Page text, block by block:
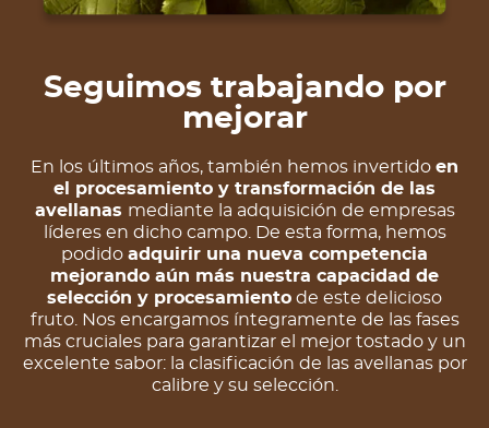
Seguimos trabajando por
mejorar
En los últimos años, también hemos invertido en
el procesamiento y transformación de las
avellanas mediante la adquisición de empresas
líderes en dicho campo. De esta forma, hemos
podido adquirir una nueva competencia
mejorando aún más nuestra capacidad de
selección y procesamiento de este delicioso
fruto. Nos encargamos íntegramente de las fases
más cruciales para garantizar el mejor tostado y un
excelente sabor: la clasificación de las avellanas por
calibre y su selección.